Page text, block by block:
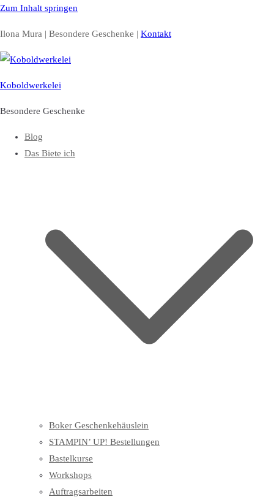
Zum Inhalt springen
Ilona Mura | Besondere Geschenke | Kontakt
Koboldwerkelei
Besondere Geschenke
Blog
Das Biete ich
Boker Geschenkehäuslein
STAMPIN’ UP! Bestellungen
Bastelkurse
Workshops
Auftragsarbeiten